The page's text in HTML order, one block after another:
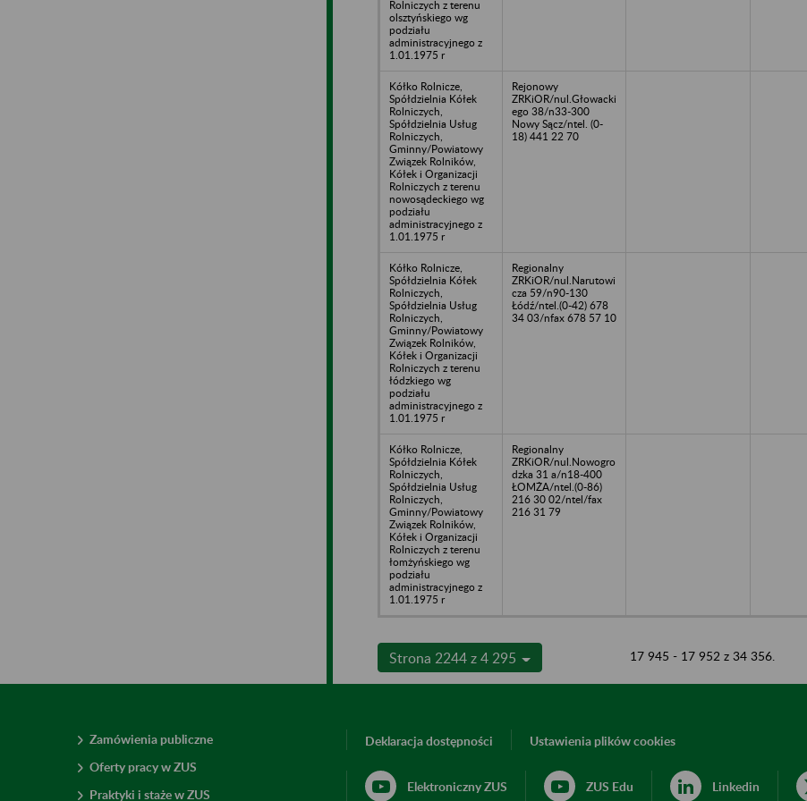
Rolniczych z terenu
olsztyńskiego wg
podziału
administracyjnego z
1.01.1975 r
Kółko Rolnicze,
Spółdzielnia Kółek
Rolniczych,
Spółdzielnia Usług
Rolniczych,
Gminny/Powiatowy
Związek Rolników,
Kółek i Organizacji
Rolniczych z terenu
nowosądeckiego wg
podziału
administracyjnego z
1.01.1975 r
Rejonowy
ZRKiOR/nul.Głowacki
ego 38/n33-300
Nowy Sącz/ntel. (0-
18) 441 22 70
Kółko Rolnicze,
Spółdzielnia Kółek
Rolniczych,
Spółdzielnia Usług
Rolniczych,
Gminny/Powiatowy
Związek Rolników,
Kółek i Organizacji
Rolniczych z terenu
łódzkiego wg
podziału
administracyjnego z
1.01.1975 r
Regionalny
ZRKiOR/nul.Narutowi
cza 59/n90-130
Łódź/ntel.(0-42) 678
34 03/nfax 678 57 10
Kółko Rolnicze,
Spółdzielnia Kółek
Rolniczych,
Spółdzielnia Usług
Rolniczych,
Gminny/Powiatowy
Związek Rolników,
Kółek i Organizacji
Rolniczych z terenu
łomżyńskiego wg
podziału
administracyjnego z
1.01.1975 r
Regionalny
ZRKiOR/nul.Nowogro
dzka 31 a/n18-400
ŁOMŻA/ntel.(0-86)
216 30 02/ntel/fax
216 31 79
Strona 2244 z 4 295 17 945 - 17 952 z 34 356.
Zamówienia publiczne
Oferty pracy w ZUS
Praktyki i staże w ZUS
Deklaracja dostępności Ustawienia plików cookies
Elektroniczny ZUS ZUS Edu Linkedin